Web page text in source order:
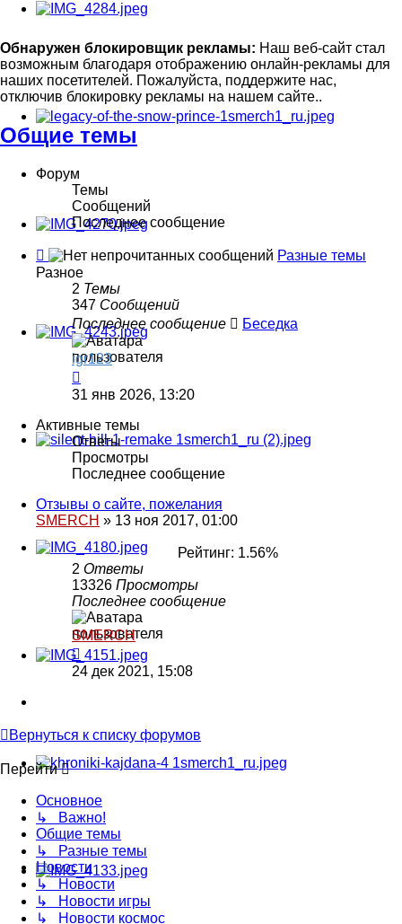
Обнаружен блокировщик рекламы: Наш веб-сайт стал
возможным благодаря отображению онлайн-рекламы для
наших посетителей. Пожалуйста, поддержите нас,
отключив блокировку рекламы на нашем сайте..
Общие темы
Форум
Темы
Сообщений
Последнее сообщение
Канал
-
Разные
темы
Разные темы
Разное
2 Темы
347 Сообщений
Последнее сообщение
Беседка
igr123
к
последнему
сообщению
31 янв 2026, 13:20
Активные темы
Ответы
Просмотры
Последнее сообщение
Отзывы о сайте, пожелания
SMERCH » 13 ноя 2017, 01:00
Рейтинг: 1.56%
2 Ответы
13326 Просмотры
Последнее сообщение
SMERCH
24 дек 2021, 15:08
Вернуться к списку форумов
Перейти
Основное
↳ Важно!
Общие темы
↳ Разные темы
Новости
↳ Новости
↳ Новости игры
↳ Новости космос